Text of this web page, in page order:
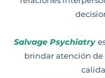
Salvage Psychiatry
brindar atención